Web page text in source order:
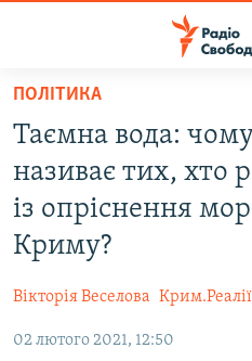
Перейти
основного
матеріалу
Перейти
до
основної
Перейти
до
ПОЛІТИКА
СУСПІЛЬСТВО
КУЛЬТУРА
ВІЙНА
ДОНБАС.РЕАЛІЇ
КРИМ.РЕАЛІЇ
ПОЛІТИКА
Таємна вода:
називає тих, хто
із опріснення
Криму?
Вікторія Веселова Крим.Реалії
02 лютого 2021, 12:50